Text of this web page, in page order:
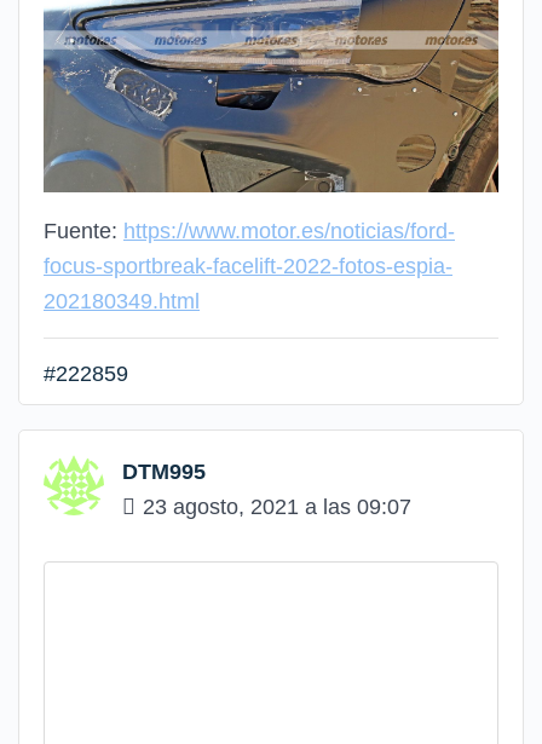
Fuente: https://www.motor.es/noticias/ford-
focus-sportbreak-facelift-2022-fotos-espia-
202180349.html
#222859
DTM995
23 agosto, 2021 a las 09:07